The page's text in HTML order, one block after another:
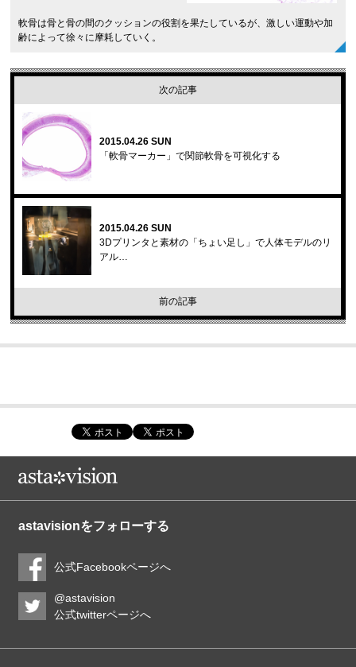
軟骨は骨と骨の間のクッションの役割を果たしているが、激しい運動や加
齢によって徐々に摩耗していく。
次の記事
2015.04.26 SUN
「軟骨マーカー」で関節軟骨を可視化する
2015.04.26 SUN
3Dプリンタと素材の「ちょい足し」で人体モデルのリ
アル…
前の記事
astavisionをフォローする
公式Facebookページへ
@astavision
公式twitterページへ